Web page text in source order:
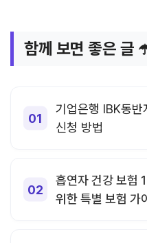
함께 보면 좋은 글
기업은행 IBK동반
신청 방법
흡연자 건강 보험
위한 특별 보험 가